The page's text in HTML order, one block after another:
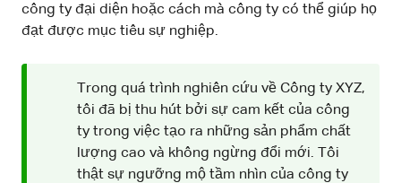
công ty đại diện hoặc cách mà công ty có thể giúp họ
đạt được mục tiêu sự nghiệp.
Trong quá trình nghiên cứu về Công ty XYZ,
tôi đã bị thu hút bởi sự cam kết của công
ty trong việc tạo ra những sản phẩm chất
lượng cao và không ngừng đổi mới. Tôi
thật sự ngưỡng mộ tầm nhìn của công ty